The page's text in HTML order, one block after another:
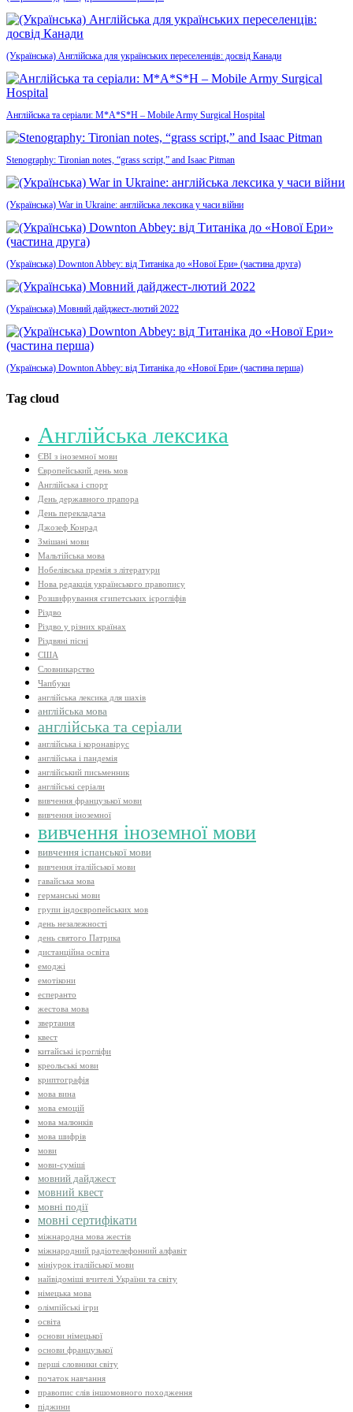
(Українська) Англійська для українських переселенців: досвід Канади
Англійська та серіали: M*A*S*H – Mobile Army Surgical Hospital
Stenography: Tironian notes, “grass script,” and Isaac Pitman
(Українська) War in Ukraine: англійська лексика у часи війни
(Українська) Downton Abbey: від Титаніка до «Нової Ери» (частина друга)
(Українська) Мовний дайджест-лютий 2022
(Українська) Downton Abbey: від Титаніка до «Нової Ери» (частина перша)
Tag cloud
Aнглійська лексика
ЄВІ з іноземної мови
Європейський день мов
Англійська і спорт
День державного прапора
День перекладача
Джозеф Конрад
Змішані мови
Мальтійська мова
Нобелівська премія з літератури
Нова редакція українського правопису
Розшифрування єгипетських ієрогліфів
Різдво
Різдво у різних країнах
Різдвяні пісні
США
Словникарство
Чапбуки
англійська лексика для шахів
англійська мова
англійська та серіали
англійська і коронавірус
англійська і пандемія
англійський письменник
англійські серіали
вивчення французької мови
вивчення іноземної
вивчення іноземної мови
вивчення іспанської мови
вивчення італійської мови
гавайська мова
германські мови
групи індоєвропейських мов
день незалежності
день святого Патрика
дистанційна освіта
емоджі
емотікони
есперанто
жестова мова
звертання
квест
китайські ієрогліфи
креольські мови
криптографія
мова вина
мова емоцій
мова малюнків
мова шифрів
мови
мови-суміші
мовний дайджест
мовний квест
мовні події
мовні сертифікати
міжнародна мова жестів
міжнародний радіотелефонний алфавіт
мініурок італійської мови
найвідоміші вчителі України та світу
німецька мова
олімпійські ігри
освіта
основи німецької
основи французької
перші словники світу
початок навчання
правопис слів іншомовного походження
піджини